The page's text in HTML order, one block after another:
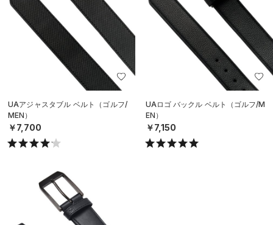
UAアジャスタブル ベルト（ゴルフ/
MEN）
￥7,700
UAロゴ バックル ベルト（ゴルフ/M
EN）
￥7,150